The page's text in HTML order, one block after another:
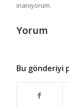
inanıyorum.
Yorum
Bu gönderiyi